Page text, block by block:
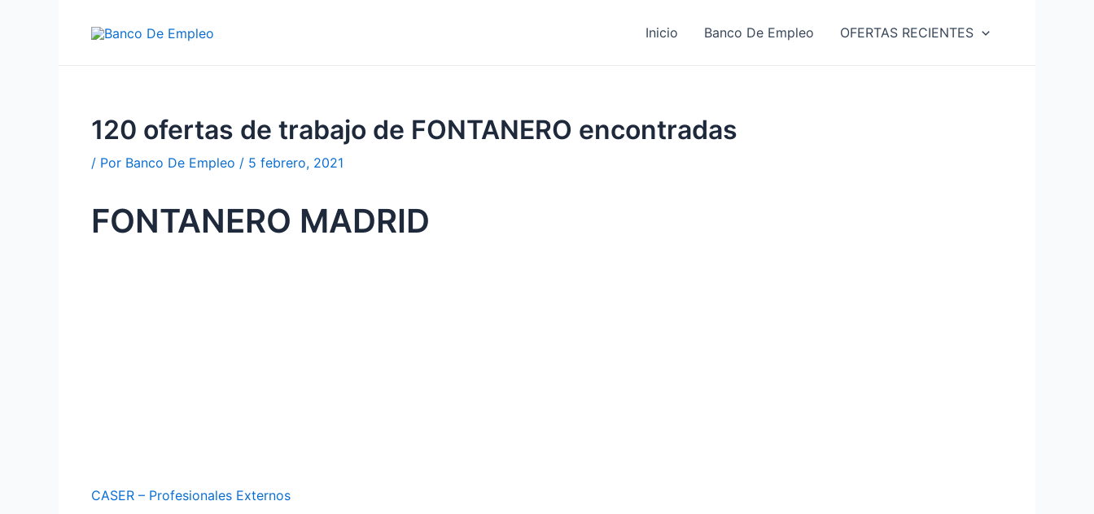
Inicio Banco De Empleo OFERTAS RECIENTES
120 ofertas de trabajo de FONTANERO encontradas
/ Por Banco De Empleo / 5 febrero, 2021
FONTANERO MADRID
CASER – Profesionales Externos